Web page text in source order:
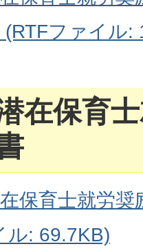
(RTFファイル:
在保育
保育士就労奨
ル: 69.7KB)